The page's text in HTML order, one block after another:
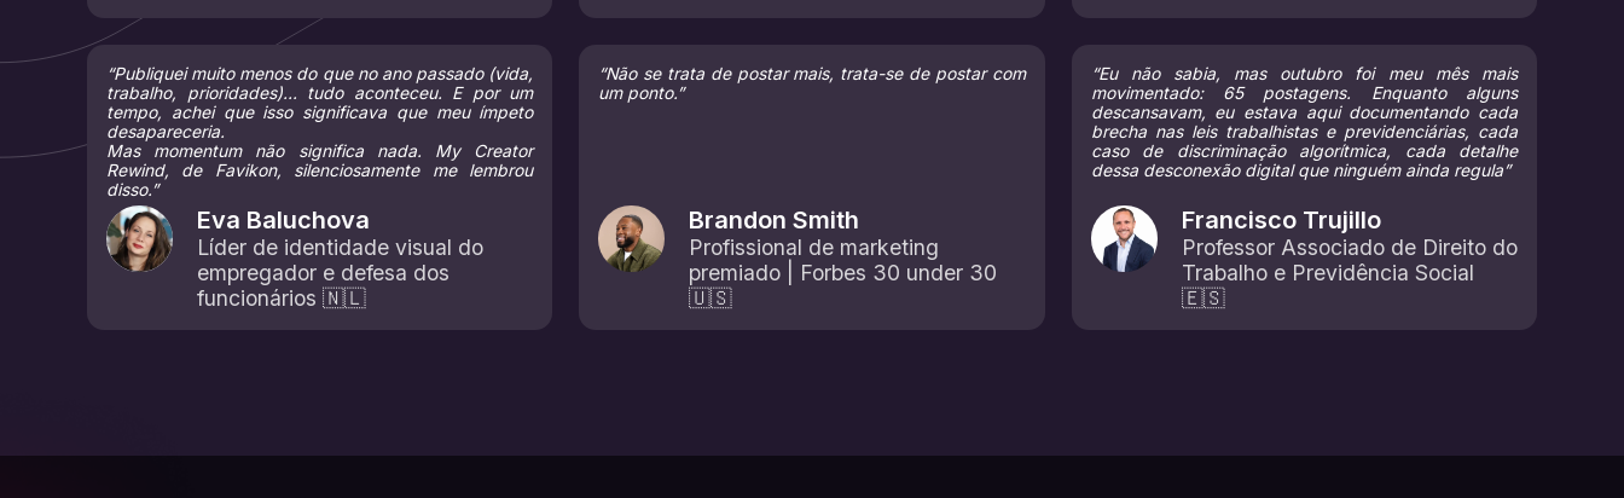
“Publiquei muito menos do que no ano passado (vida,
trabalho, prioridades)... tudo aconteceu. E por um
tempo, achei que isso significava que meu ímpeto
desapareceria.
Mas momentum não significa nada. My Creator
Rewind, de Favikon, silenciosamente me lembrou
disso.”
Eva Baluchova
Líder de identidade visual do
empregador e defesa dos
funcionários 🇳🇱
“Não se trata de postar mais, trata-se de postar com
um ponto.”
Brandon Smith
Profissional de marketing
premiado | Forbes 30 under 30
🇺🇸
“Eu não sabia, mas outubro foi meu mês mais
movimentado: 65 postagens. Enquanto alguns
descansavam, eu estava aqui documentando cada
brecha nas leis trabalhistas e previdenciárias, cada
caso de discriminação algorítmica, cada detalhe
dessa desconexão digital que ninguém ainda regula”
Francisco Trujillo
Professor Associado de Direito do
Trabalho e Previdência Social
🇪🇸